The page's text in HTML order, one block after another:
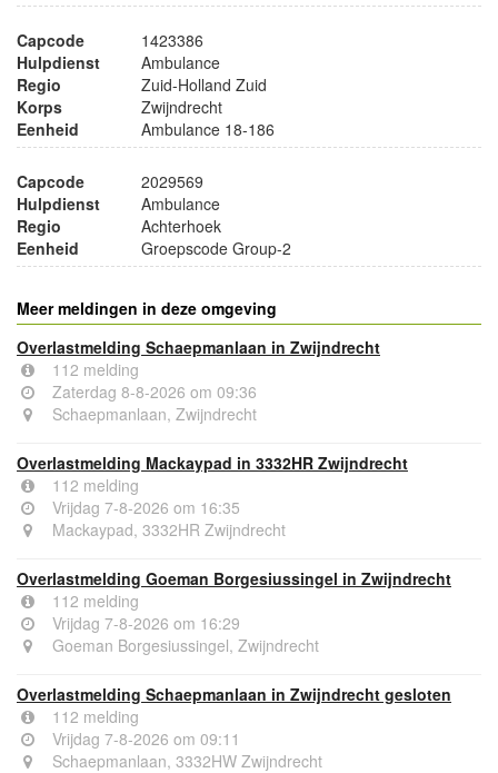
Capcode
1423386
Hulpdienst
Ambulance
Regio
Zuid-Holland Zuid
Korps
Zwijndrecht
Eenheid
Ambulance 18-186
Capcode
2029569
Hulpdienst
Ambulance
Regio
Achterhoek
Eenheid
Groepscode Group-2
Meer meldingen in deze omgeving
Overlastmelding Schaepmanlaan in Zwijndrecht
112 melding
Zaterdag 8-8-2026 om 09:36
Schaepmanlaan, Zwijndrecht
Overlastmelding Mackaypad in 3332HR Zwijndrecht
112 melding
Vrijdag 7-8-2026 om 16:35
Mackaypad, 3332HR Zwijndrecht
Overlastmelding Goeman Borgesiussingel in Zwijndrecht
112 melding
Vrijdag 7-8-2026 om 16:29
Goeman Borgesiussingel, Zwijndrecht
Overlastmelding Schaepmanlaan in Zwijndrecht gesloten
112 melding
Vrijdag 7-8-2026 om 09:11
Schaepmanlaan, 3332HW Zwijndrecht